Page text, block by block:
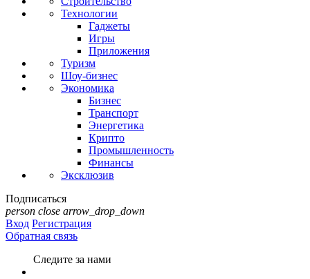
Технологии
Гаджеты
Игры
Приложения
Туризм
Шоу-бизнес
Экономика
Бизнес
Транспорт
Энергетика
Крипто
Промышленность
Финансы
Эксклюзив
Подписаться
person close arrow_drop_down
Вход Регистрация
Обратная связь
Следите за нами